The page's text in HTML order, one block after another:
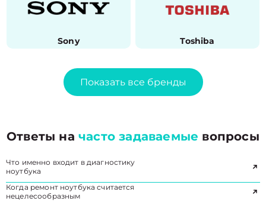
Sony Toshiba
Показать все бренды
Ответы начасто задаваемые вопросы
Что именно входит в диагностику
ноутбука
Когда ремонт ноутбука считается
нецелесообразным